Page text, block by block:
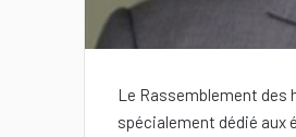
Le Rassemblement des
spécialement dédié aux